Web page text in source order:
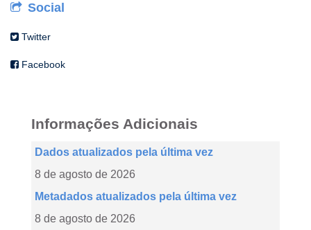
Social
Twitter
Facebook
Informações Adicionais
Dados atualizados pela última vez
8 de agosto de 2026
Metadados atualizados pela última vez
8 de agosto de 2026